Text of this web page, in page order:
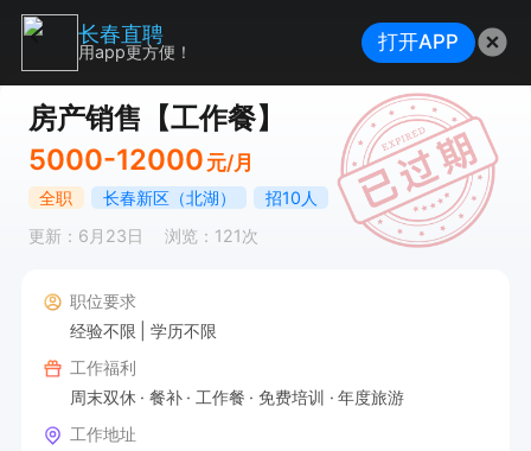
房产销售【工作餐】
5000-12000 元/月
全职 长春新区（北湖）
招10人
更新：6月23日
浏览：121次
职位要求
经验不限
学历不限
工作福利
周末双休
餐补 工作餐 免费培训
年度旅游
工作地址
长春直聘
用app更方便！ 打开APP